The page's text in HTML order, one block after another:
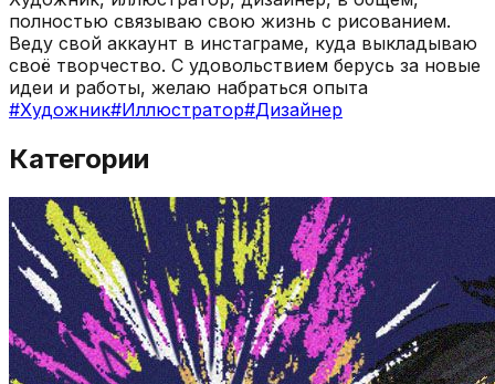
полностью связываю свою жизнь с рисованием.
Веду свой аккаунт в инстаграме, куда выкладываю
своё творчество. С удовольствием берусь за новые
идеи и работы, желаю набраться опыта
#Художник#Иллюстратор#Дизайнер
Категории